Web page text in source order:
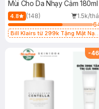
Mùi Cho Da Nhạy Cảm 180ml
4.8 (148)
1.5k/
Bill Klairs từ 299k Tặng Mặt Nạ
25ml (SL Có Hạn)
-46